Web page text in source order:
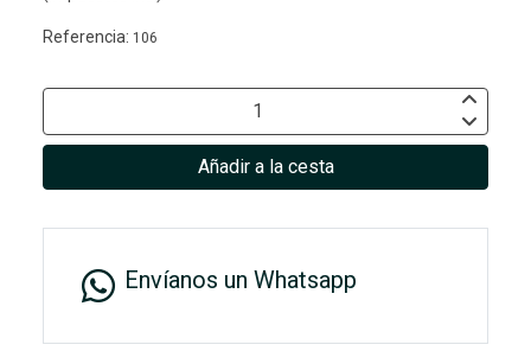
Referencia: 106
Añadir a la cesta
Envíanos un Whatsapp